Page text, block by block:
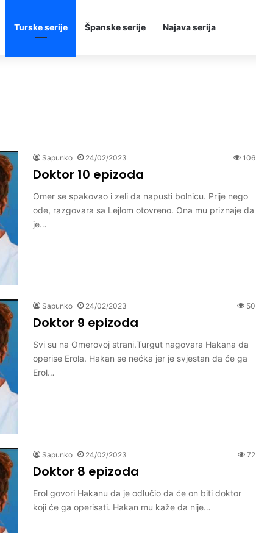
Turske serije Španske serije Najava serija
Sapunko 24/02/2023 106
Doktor 10 epizoda
Omer se spakovao i zeli da napusti bolnicu. Prije nego
ode, razgovara sa Lejlom otovreno. Ona mu priznaje da
je…
Sapunko 24/02/2023 50
Doktor 9 epizoda
Svi su na Omerovoj strani.Turgut nagovara Hakana da
operise Erola. Hakan se nećka jer je svjestan da će ga
Erol…
Sapunko 24/02/2023 72
Doktor 8 epizoda
Erol govori Hakanu da je odlučio da će on biti doktor
koji će ga operisati. Hakan mu kaže da nije…